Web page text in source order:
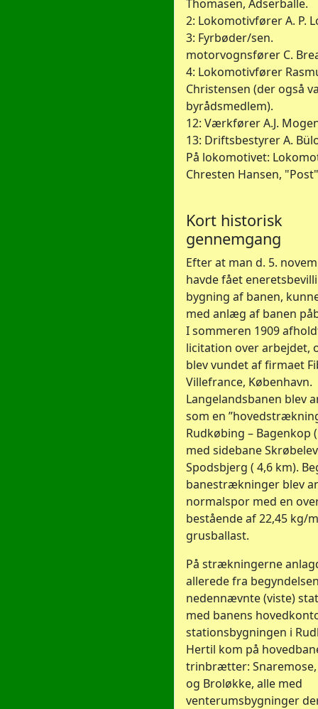
Thomasen, Adserballe.
2: Lokomotivfører A. P.
3: Fyrbøder/sen.
motorvognsfører C.
4: Lokomotivfører
Christensen (der også
byrådsmedlem).
12: Værkfører A.J.
13: Driftsbestyrer A.
På lokomotivet:
Chresten Hansen,
Kort historisk
gennemgang
Efter at man d. 5.
havde fået
bygning af banen,
med anlæg af banen
I sommeren 1909
licitation over arbejdet,
blev vundet af firmaet
Villefrance, København.
Langelandsbanen blev
som en
Rudkøbing – Bagenkop
med sidebane
Spodsbjerg ( 4,6 km).
banestrækninger blev
normalspor med en
bestående af 22,45 kg/
grusballast.
På strækningerne
allerede fra
nedennævnte (viste)
med banens
stationsbygningen i
Hertil kom på
trinbrætter: Snaremose,
og Broløkke, alle med
venterumsbygninger